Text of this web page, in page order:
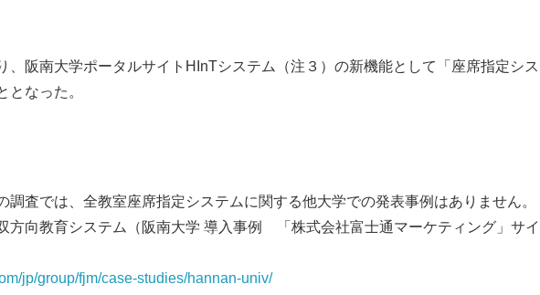
、阪南大学ポータルサイトHInTシステム（注３）の新機能として「座席指定シ
となった。
調査では、全教室座席指定システムに関する他大学での発表事例はありません。
方向教育システム（阪南大学 導入事例 「株式会社富士通マーケティング」サイ
jp/group/fjm/case-studies/hannan-univ/